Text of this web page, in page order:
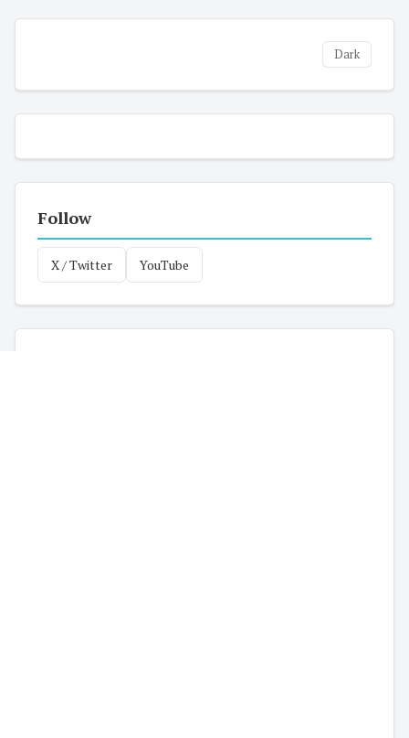
Dark
Follow
X / Twitter YouTube